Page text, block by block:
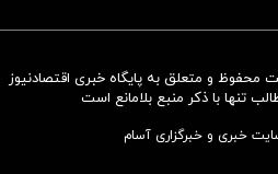
سرمایه‌گذاری همسنگ با شاخص
و متعلق به پایگاه خبری اقتصادنیوز
تنها با ذکر منبع بلامانع است
خبری و خبرگزاری آسام